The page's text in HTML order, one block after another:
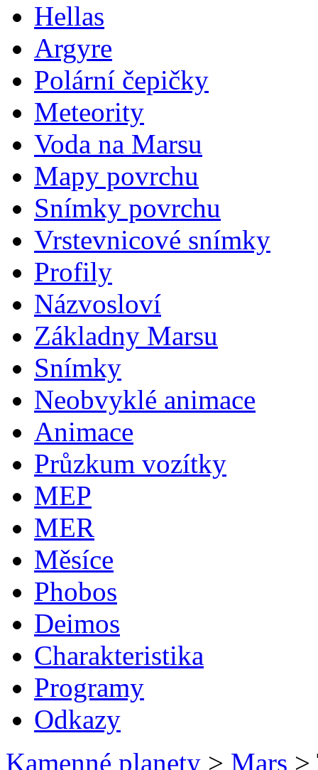
Hellas
Argyre
Polární čepičky
Meteority
Voda na Marsu
Mapy povrchu
Snímky povrchu
Vrstevnicové snímky
Profily
Názvosloví
Základny Marsu
Snímky
Neobvyklé animace
Animace
Průzkum vozítky
MEP
MER
Měsíce
Phobos
Deimos
Charakteristika
Programy
Odkazy
Kamenné planety > Mars >